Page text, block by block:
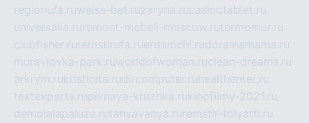
regionufa.ruweiss-bet.ruzaryna.rucasinotablet.ru
universalia.ru remont-mebeli-moscow.rutermomur.ru
clubfisher.ru remstirufa.ruerdamchi.rudoramamama.ru
muraviovka-park.ruworldofwoman.ruclean-dreams.ru
arkrym.rukristinita.rudircomputer.ru healthenter.ru
textexperts.rupivnaya-kruzhka.rukinofilmy-2021.ru
demolalapaluza.rutanyavanya.ru remstir-tolyatti.ru